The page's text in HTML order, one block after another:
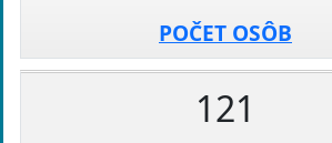
POČET OSÔB
121